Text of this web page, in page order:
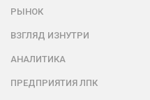
РЫНОК
ВЗГЛЯД ИЗНУТРИ
АНАЛИТИКА
ПРЕДПРИЯТИЯ ЛПК